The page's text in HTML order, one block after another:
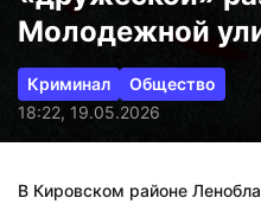
Молодежной
Криминал
Общество
18:22, 19.05.2026
В Кировском районе